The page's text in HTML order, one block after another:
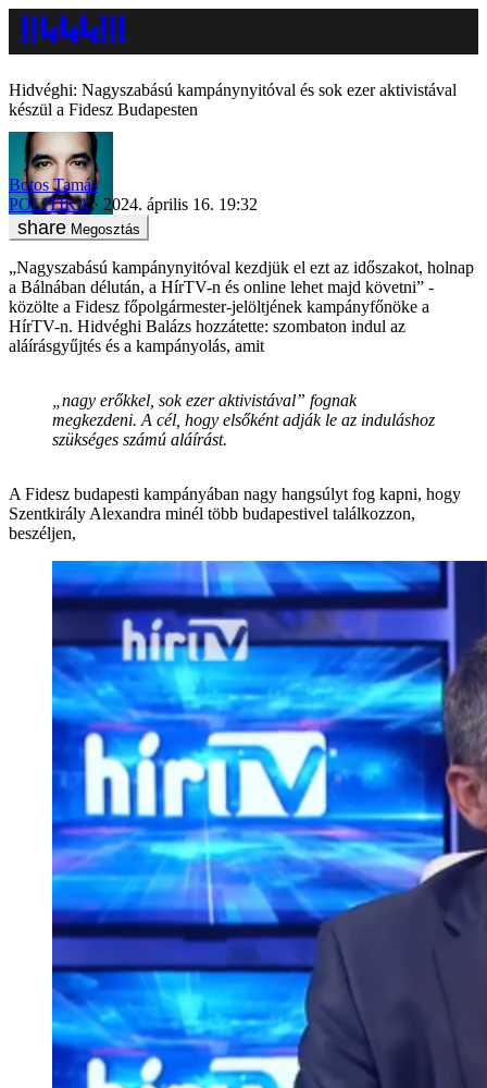
Hidvéghi: Nagyszabású kampánynyitóval és sok ezer aktivistával
készül a Fidesz Budapesten
Botos Tamás
POLITIKA
2024. április 16. 19:32
Megosztás
„Nagyszabású kampánynyitóval kezdjük el ezt az időszakot, holnap
a Bálnában délután, a HírTV-n és online lehet majd követni” -
közölte a Fidesz főpolgármester-jelöltjének kampányfőnöke a
HírTV-n. Hidvéghi Balázs hozzátette: szombaton indul az
aláírásgyűjtés és a kampányolás, amit
„nagy erőkkel, sok ezer aktivistával” fognak
megkezdeni. A cél, hogy elsőként adják le az induláshoz
szükséges számú aláírást.
A Fidesz budapesti kampányában nagy hangsúlyt fog kapni, hogy
Szentkirály Alexandra minél több budapestivel találkozzon,
beszéljen,